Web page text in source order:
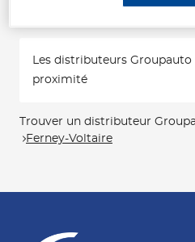
Les distributeurs Groupauto
proximité
Trouver un distributeur
Ferney-Voltaire